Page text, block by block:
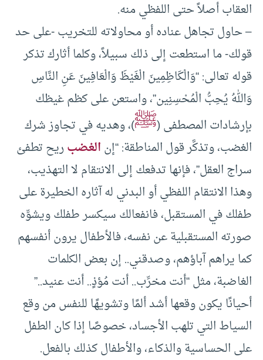
العقاب أصلاً حتى اللفظي منه.
– حاول تجاهل عناده أو محاولاته للتخريب -على حد
قولك- ما استطعت إلى ذلك سبيلاً، وكلما أثارك تذكر
قوله تعالى: “وَالْكَاظِمِينَ الْغَيْظَ وَالْعَافِينَ عَنِ النَّاسِ
وَاللهُ يُحِبُّ الْمُحْسِنِين”، واستعن على كظم غيظك
بإرشادات المصطفى (ﷺ)، وهديه في تجاوز شرك
الغضب، وتذكَّر قول المناطقة: “إنالغضبريح تطفئ
سراج العقل”، فإنها تدفعك إلى الانتقام لا التهذيب،
وهذا الانتقام اللفظي أو البدني له آثاره الخطيرة على
طفلك في المستقبل، فانفعالك سيكسر طفلك ويشوِّه
صورته المستقبلية عن نفسه، فالأطفال يرون أنفسهم
كما يراهم آباؤهم، وصدقني.. إن بعض الكلمات
الغاضبة، مثل “أنت مخرِّب.. أنت مُؤذٍ.. أنت عنيد..”
أحيانًا يكون وقعها أشد ألمًا وتشويهًا للنفس من وقع
السياط التي تلهب الأجساد، خصوصًا إذا كان الطفل
على الحساسية والذكاء، والأطفال كذلك بالفعل.